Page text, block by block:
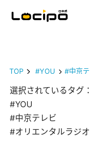
TOP #YOU #中京
選択されているタグ：
#YOU
#中京テレビ
#オリエンタルラジオ